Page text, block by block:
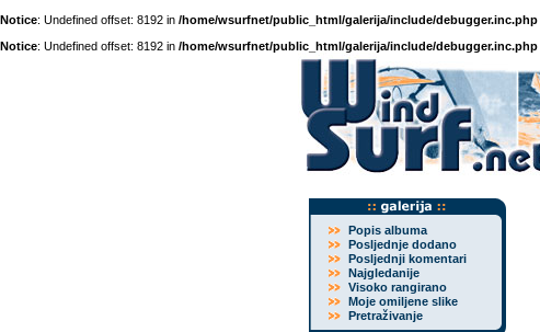
Notice: Undefined offset: 8192 in /home/wsurfnet/public_html/galerija/include/debugger.inc.php
Notice: Undefined offset: 8192 in /home/wsurfnet/public_html/galerija/include/debugger.inc.php
Popis albuma
Posljednje dodano
Posljednji komentari
Najgledanije
Visoko rangirano
Moje omiljene slike
Pretraživanje